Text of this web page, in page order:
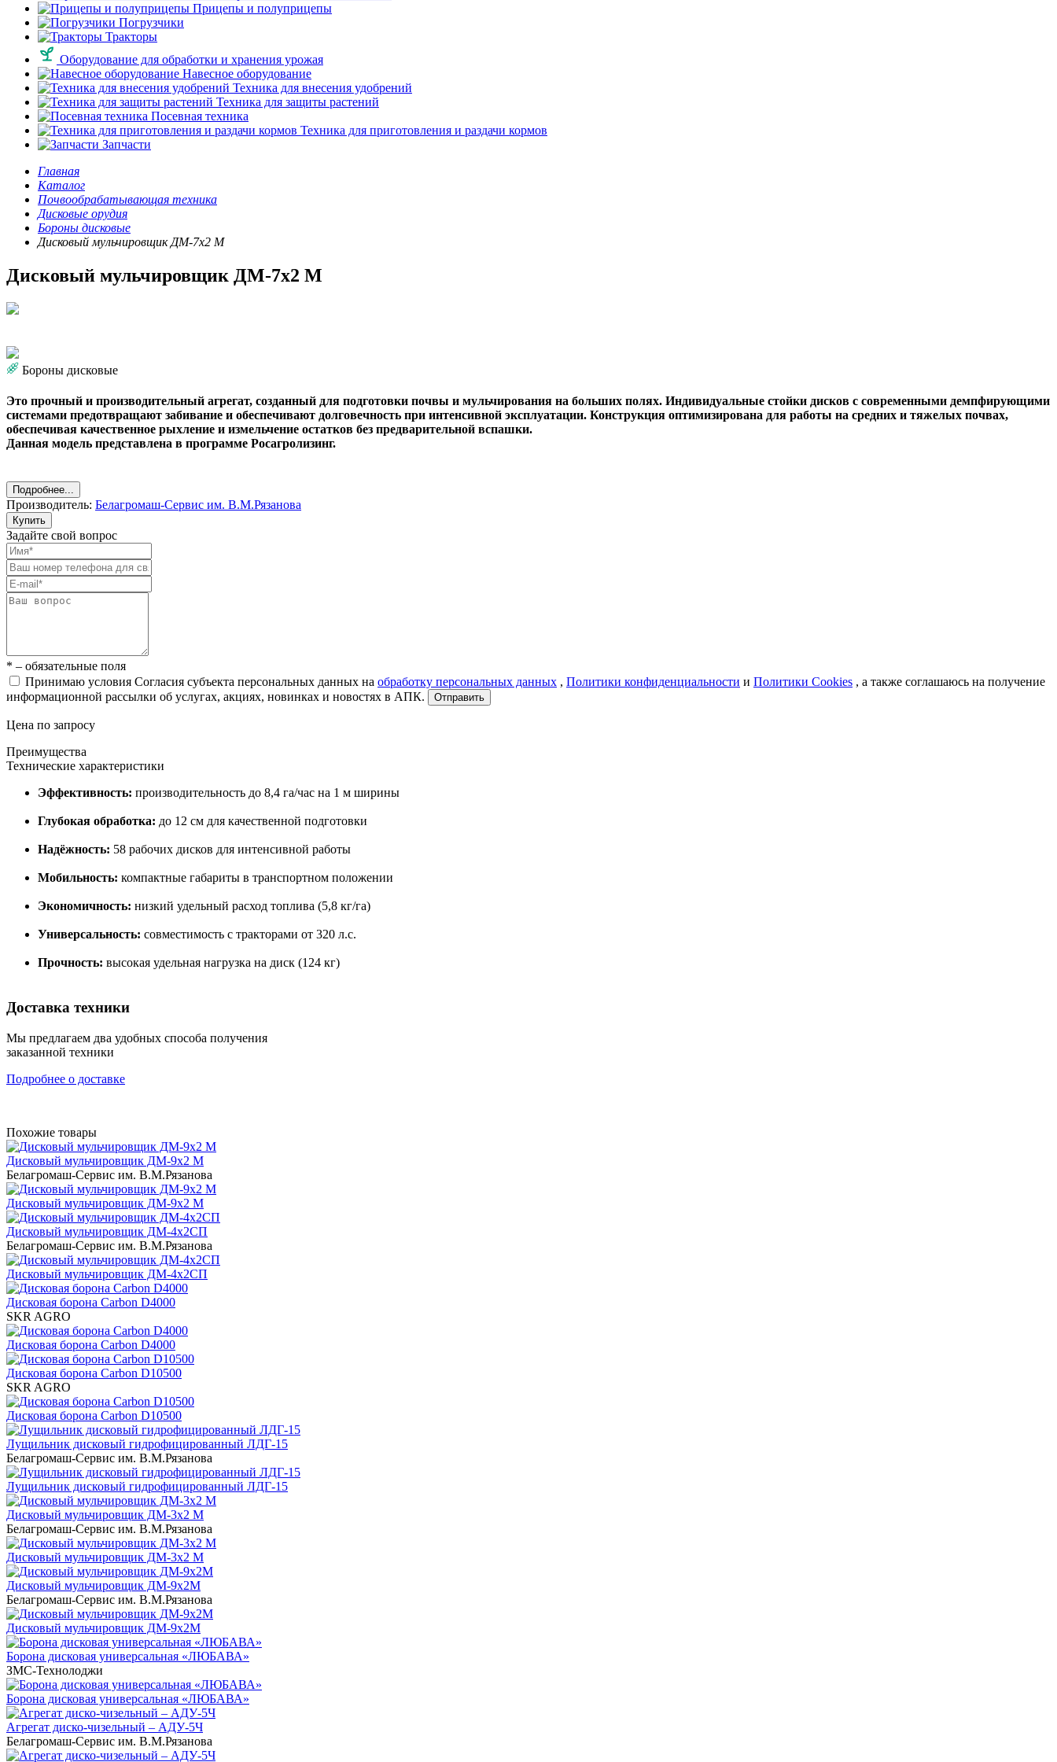
Прицепы и полуприцепы
Погрузчики
Тракторы
Оборудование для обработки и хранения урожая
Навесное оборудование
Техника для внесения удобрений
Техника для защиты растений
Посевная техника
Техника для приготовления и раздачи кормов
Запчасти
Главная
Каталог
Почвообрабатывающая техника
Дисковые орудия
Бороны дисковые
Дисковый мульчировщик ДМ-7х2 М
Дисковый мульчировщик ДМ-7х2 М
Бороны дисковые
Это прочный и производительный агрегат, созданный для подготовки почвы и мульчирования на больших полях. Индивидуальные стойки дисков с современными демпфирующими
системами предотвращают забивание и обеспечивают долговечность при интенсивной эксплуатации. Конструкция оптимизирована для работы на средних и тяжелых почвах,
обеспечивая качественное рыхление и измельчение остатков без предварительной вспашки.
Данная модель представлена в программе Росагролизинг.
Подробнее...
Производитель: Белагромаш-Сервис им. В.М.Рязанова
Купить
Задайте свой вопрос
* – обязательные поля
Принимаю условия Согласия субъекта персональных данных на обработку персональных данных , Политики конфиденциальности и Политики Cookies , а также соглашаюсь на получение
информационной рассылки об услугах, акциях, новинках и новостях в АПК.
Отправить
Цена по запросу
Преимущества
Технические характеристики
Эффективность: производительность до 8,4 га/час на 1 м ширины
Глубокая обработка: до 12 см для качественной подготовки
Надёжность: 58 рабочих дисков для интенсивной работы
Мобильность: компактные габариты в транспортном положении
Экономичность: низкий удельный расход топлива (5,8 кг/га)
Универсальность: совместимость с тракторами от 320 л.с.
Прочность: высокая удельная нагрузка на диск (124 кг)
Доставка техники
Мы предлагаем два удобных способа получения
заказанной техники
Подробнее о доставке
Похожие товары
Дисковый мульчировщик ДМ-9х2 М
Белагромаш-Сервис им. В.М.Рязанова
Дисковый мульчировщик ДМ-9х2 М
Дисковый мульчировщик ДМ-4х2СП
Белагромаш-Сервис им. В.М.Рязанова
Дисковый мульчировщик ДМ-4х2СП
Дисковая борона Carbon D4000
SKR AGRO
Дисковая борона Carbon D4000
Дисковая борона Carbon D10500
SKR AGRO
Дисковая борона Carbon D10500
Лущильник дисковый гидрофицированный ЛДГ-15
Белагромаш-Сервис им. В.М.Рязанова
Лущильник дисковый гидрофицированный ЛДГ-15
Дисковый мульчировщик ДМ-3х2 М
Белагромаш-Сервис им. В.М.Рязанова
Дисковый мульчировщик ДМ-3х2 М
Дисковый мульчировщик ДМ-9х2М
Белагромаш-Сервис им. В.М.Рязанова
Дисковый мульчировщик ДМ-9х2М
Борона дисковая универсальная «ЛЮБАВА»
ЗМС-Технолоджи
Борона дисковая универсальная «ЛЮБАВА»
Агрегат диско-чизельный – АДУ-5Ч
Белагромаш-Сервис им. В.М.Рязанова